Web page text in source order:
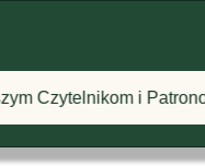
🦅 🦅
za wsparcie